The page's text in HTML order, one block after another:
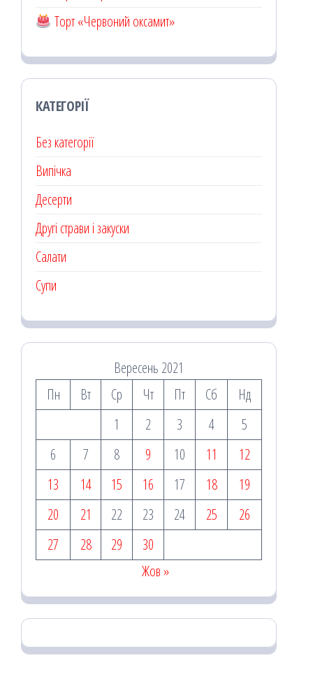
Торт «Червоний оксамит»
КАТЕГОРІЇ
Без категорії
Випічка
Десерти
Другі страви і закуски
Салати
Супи
Вересень 2021
Пн
Вт Ср Чт Пт Сб
Нд
1
2 3 4
5
6
7 8 9 10 11
12
13
14 15 16 17 18
19
20
21 22 23 24 25
26
27
28 29
30
Жов »